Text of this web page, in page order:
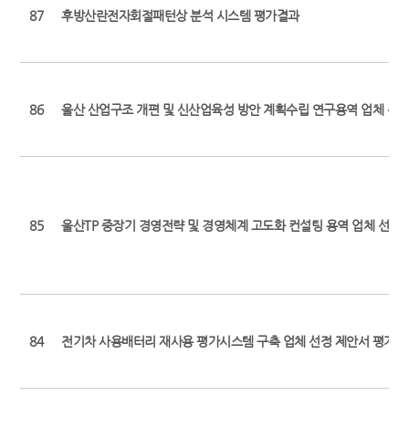
87 후방산란전자회절패턴상 분석 시스템 평가결과
86 울산 산업구조 개편 및 신산업육성 방안 계획수립 연구용역 업체 선
85 울산TP 중장기 경영전략 및 경영체계 고도화 컨설팅 용역 업체 선정
84 전기차 사용배터리 재사용 평가시스템 구축 업체 선정 제안서 평가결